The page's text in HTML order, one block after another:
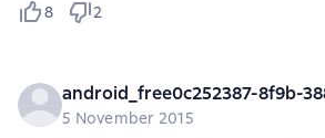
8 2
5 November 2015